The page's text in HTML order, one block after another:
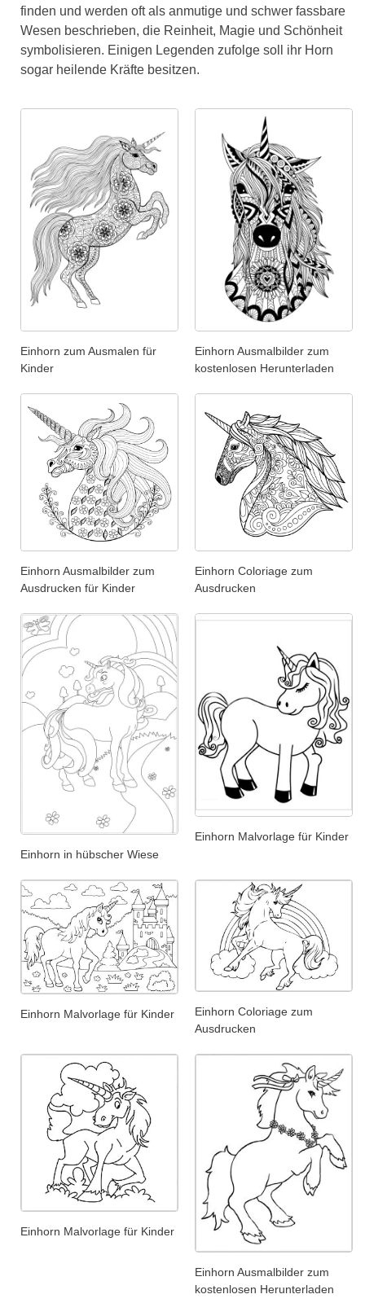
finden und werden oft als anmutige und schwer fassbare
Wesen beschrieben, die Reinheit, Magie und Schönheit
symbolisieren. Einigen Legenden zufolge soll ihr Horn
sogar heilende Kräfte besitzen.
Einhorn zum Ausmalen für
Kinder
Einhorn Ausmalbilder zum
kostenlosen Herunterladen
Einhorn Ausmalbilder zum
Ausdrucken für Kinder
Einhorn Coloriage zum
Ausdrucken
Einhorn in hübscher Wiese
Einhorn Malvorlage für Kinder
Einhorn Malvorlage für Kinder
Einhorn Coloriage zum
Ausdrucken
Einhorn Malvorlage für Kinder
Einhorn Ausmalbilder zum
kostenlosen Herunterladen